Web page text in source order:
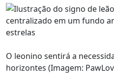
O leonino sentirá a
horizontes (Imagem: